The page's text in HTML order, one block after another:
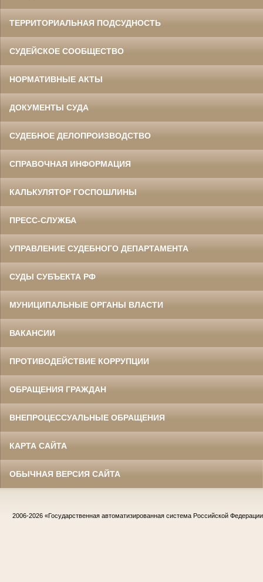
ТЕРРИТОРИАЛЬНАЯ ПОДСУДНОСТЬ
СУДЕЙСКОЕ СООБЩЕСТВО
НОРМАТИВНЫЕ АКТЫ
ДОКУМЕНТЫ СУДА
СУДЕБНОЕ ДЕЛОПРОИЗВОДСТВО
СПРАВОЧНАЯ ИНФОРМАЦИЯ
КАЛЬКУЛЯТОР ГОСПОШЛИНЫ
ПРЕСС-СЛУЖБА
УПРАВЛЕНИЕ СУДЕБНОГО ДЕПАРТАМЕНТА
СУДЫ СУБЪЕКТА РФ
МУНИЦИПАЛЬНЫЕ ОРГАНЫ ВЛАСТИ
ВАКАНСИИ
ПРОТИВОДЕЙСТВИЕ КОРРУПЦИИ
ОБРАЩЕНИЯ ГРАЖДАН
ВНЕПРОЦЕССУАЛЬНЫЕ ОБРАЩЕНИЯ
КАРТА САЙТА
ОБЫЧНАЯ ВЕРСИЯ САЙТА
2006-2026 «Государственная автоматизированная система Российской